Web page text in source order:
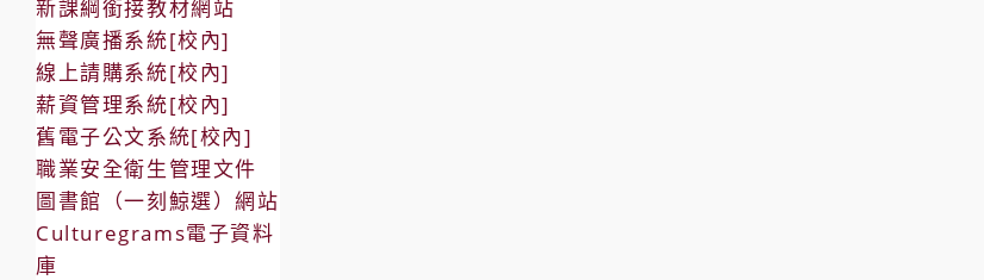
新課綱銜接教材網站
無聲廣播系統[校內]
線上請購系統[校內]
薪資管理系統[校內]
舊電子公文系統[校內]
職業安全衛生管理文件
圖書館（一刻鯨選）網站
Culturegrams電子資料
庫